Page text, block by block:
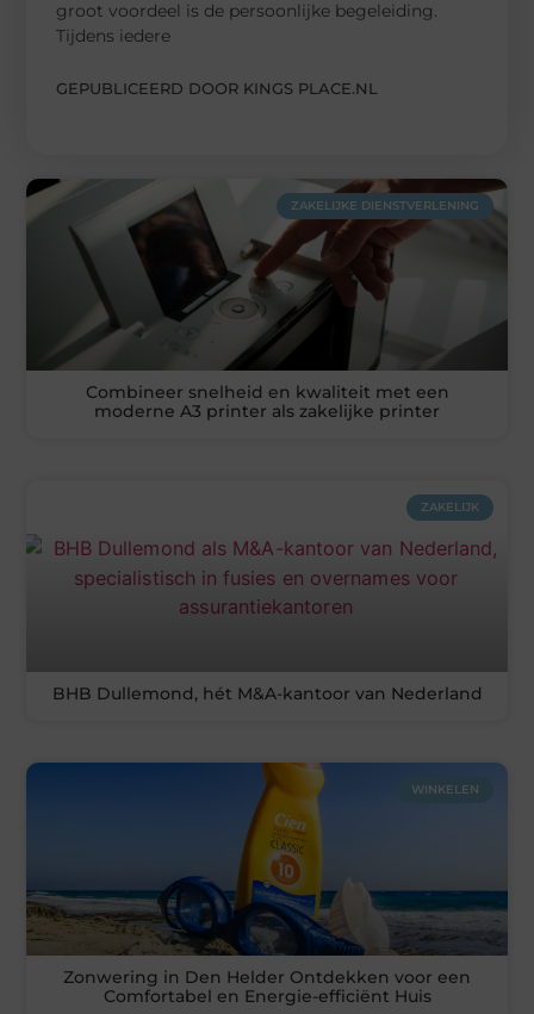
groot voordeel is de persoonlijke begeleiding.
Tijdens iedere
GEPUBLICEERD DOOR KINGS PLACE.NL
ZAKELIJKE DIENSTVERLENING
Combineer snelheid en kwaliteit met een
moderne A3 printer als zakelijke printer
ZAKELIJK
BHB Dullemond, hét M&A-kantoor van Nederland
WINKELEN
Zonwering in Den Helder Ontdekken voor een
Comfortabel en Energie-efficiënt Huis